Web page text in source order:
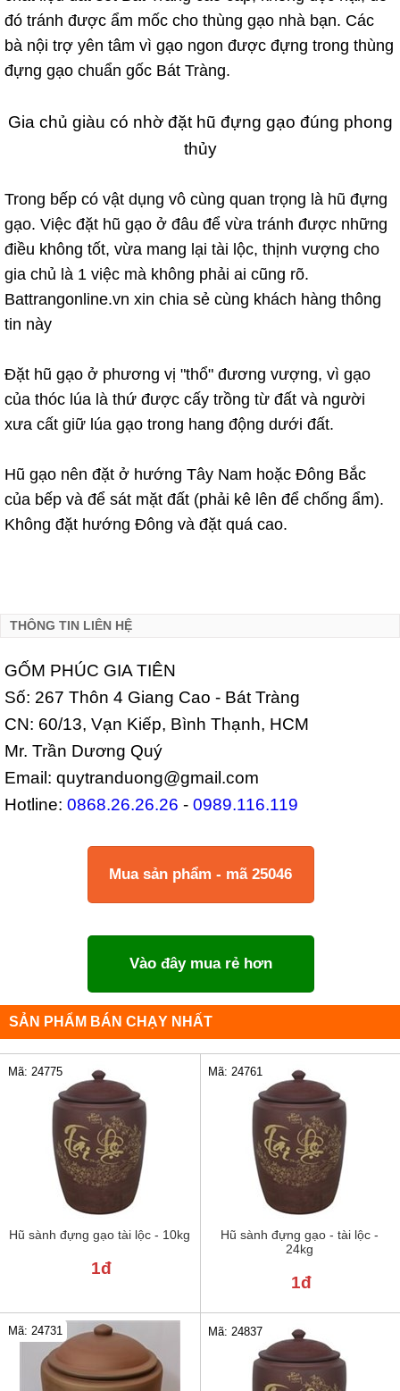
đó tránh được ẩm mốc cho thùng gạo nhà bạn. Các
bà nội trợ yên tâm vì gạo ngon được đựng trong thùng
đựng gạo chuẩn gốc Bát Tràng.
Gia chủ giàu có nhờ đặt hũ đựng gạo đúng phong
thủy
Trong bếp có vật dụng vô cùng quan trọng là hũ đựng
gạo. Việc đặt hũ gạo ở đâu để vừa tránh được những
điều không tốt, vừa mang lại tài lộc, thịnh vượng cho
gia chủ là 1 việc mà không phải ai cũng rõ.
Battrangonline.vn xin chia sẻ cùng khách hàng thông
tin này
Đặt hũ gạo ở phương vị "thổ" đương vượng, vì gạo
của thóc lúa là thứ được cấy trồng từ đất và người
xưa cất giữ lúa gạo trong hang động dưới đất.
Hũ gạo nên đặt ở hướng Tây Nam hoặc Đông Bắc
của bếp và để sát mặt đất (phải kê lên để chống ẩm).
Không đặt hướng Đông và đặt quá cao.
THÔNG TIN LIÊN HỆ
GỐM PHÚC GIA TIÊN
Số: 267 Thôn 4 Giang Cao - Bát Tràng
CN: 60/13, Vạn Kiếp, Bình Thạnh, HCM
Mr. Trần Dương Quý
Email: quytranduong@gmail.com
Hotline: 0868.26.26.26 - 0989.116.119
Mua sản phẩm - mã 25046
Vào đây mua rẻ hơn
SẢN PHẨM BÁN CHẠY NHẤT
Hũ sành đựng gạo tài lộc - 10kg
Mã: 24775
1đ
Hũ sành đựng gạo - tài lộc -
24kg
Mã: 24761
1đ
Mã: 24731 Mã: 24837